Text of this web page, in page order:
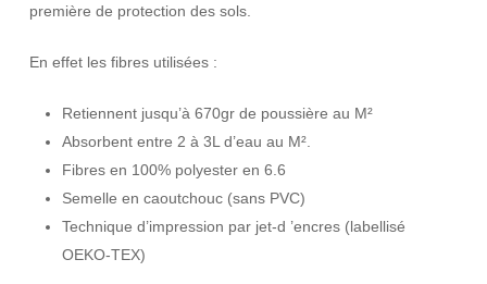
première de protection des sols.
En effet les fibres utilisées :
Retiennent jusqu’à 670gr de poussière au M²
Absorbent entre 2 à 3L d’eau au M².
Fibres en 100% polyester en 6.6
Semelle en caoutchouc (sans PVC)
Technique d’impression par jet-d ’encres (labellisé
OEKO-TEX)